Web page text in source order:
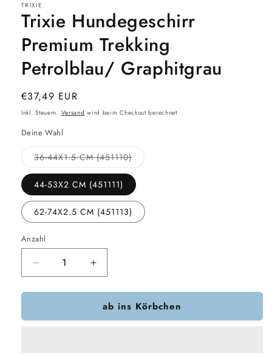
Modal
öffnen
TRIXIE
Trixie Hundegeschirr
Premium Trekking
Petrolblau/ Graphitgrau
Normaler
Preis
€37,49 EUR
Inkl. Steuern. Versand wird beim Checkout berechnet
Deine Wahl
36-44X1.5 CM (451110)Variante
ausverkauft
oder
nicht
verfügbar
44-53X2 CM (451111)
62-74X2.5 CM (451113)
Anzahl
Verringere
die
Menge
Trixie
Erhöhe
die
Menge
für
Trixie
ab ins Körbchen